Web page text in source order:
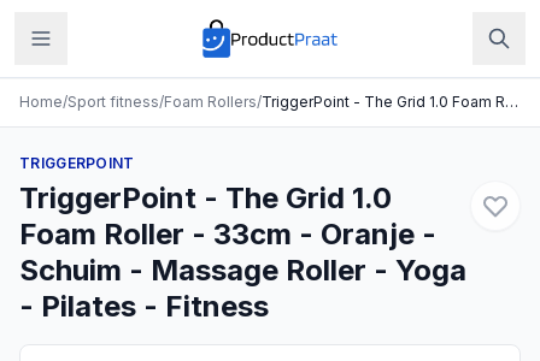
Home/Sport fitness/Foam Rollers/ TriggerPoint - The Grid 1.0 Foam Roller - 33cm - Oranje - Schuim - Massage Roller - Yoga - Pilates - Fitness
TRIGGERPOINT
TriggerPoint - The Grid 1.0
Foam Roller - 33cm - Oranje -
Schuim - Massage Roller - Yoga
- Pilates - Fitness